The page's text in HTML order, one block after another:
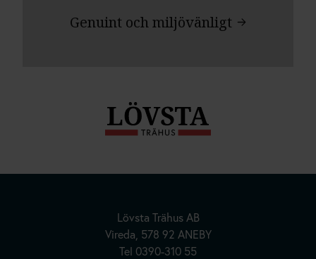
Kundanpassade Hus
Genuint och miljövänligt
Lövsta Trähus AB
Vireda, 578 92 ANEBY
Tel 0390-310 55